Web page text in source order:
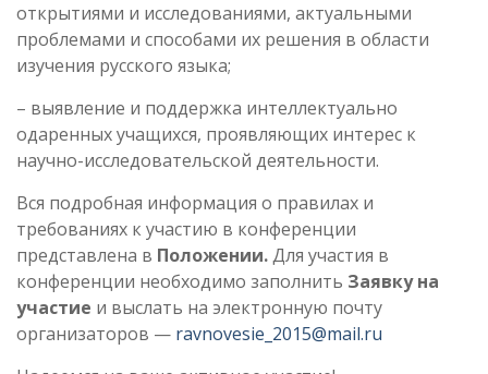
открытиями и исследованиями, актуальными
проблемами и способами их решения в области
изучения русского языка;
– выявление и поддержка интеллектуально
одаренных учащихся, проявляющих интерес к
научно-исследовательской деятельности.
Вся подробная информация о правилах и
требованиях к участию в конференции
представлена в Положении.Для участия в
конференции необходимо заполнить Заявку на
участие и выслать на электронную почту
организаторов — ravnovesie_2015@mail.ru